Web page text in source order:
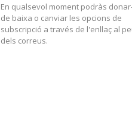
En qualsevol moment podràs
de baixa o canviar les opcions de
subscripció a través de l'enllaç al
dels correus.